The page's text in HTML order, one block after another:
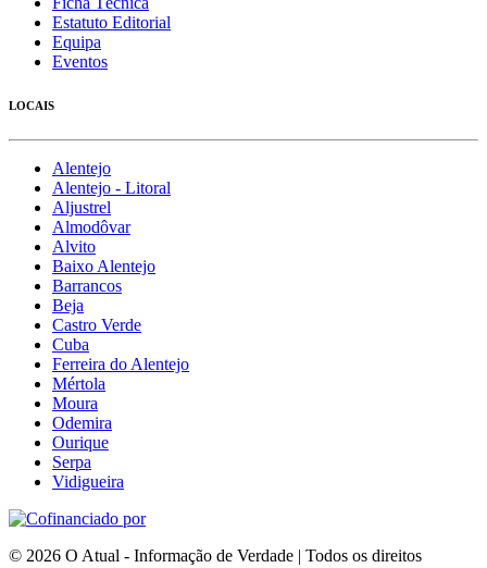
Estatuto Editorial
Equipa
Eventos
LOCAIS
Alentejo
Alentejo - Litoral
Aljustrel
Almodôvar
Alvito
Baixo Alentejo
Barrancos
Beja
Castro Verde
Cuba
Ferreira do Alentejo
Mértola
Moura
Odemira
Ourique
Serpa
Vidigueira
© 2026 O Atual - Informação de Verdade | Todos os direitos